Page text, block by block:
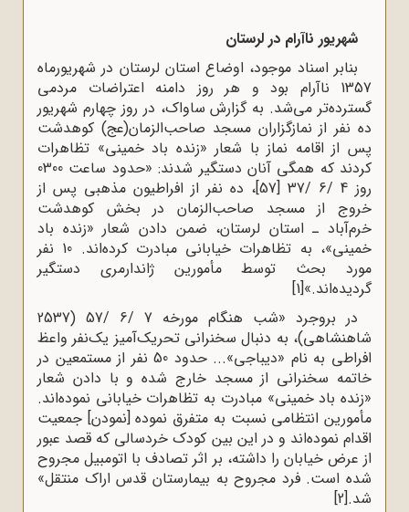
شهریور ناآرام در لرستان
بنابر اسناد موجود، اوضاع استان لرستان در شهریورماه
1357 ناآرام بود و هر روز دامنه‌ اعتراضات مردمی
گسترده‌تر می‌شد. به گزارش ساواک، در روز چهارم شهریور
ده نفر از نمازگزاران مسجد صاحب‌الزمان(عج) کوهدشت
پس از اقامه نماز با شعار «زنده ‌باد خمینی» تظاهرات
کردند که همگی آنان دستگیر شدند: «حدود ساعت 0300
روز 4 /6 /37 [57]، ده نفر از افراطیون مذهبی پس از
خروج از مسجد صاحب‌الزمان در بخش کوهدشت
خرم‌آباد ـ استان لرستان، ضمن دادن شعار «زنده باد
خمینی»، به تظاهرات خیابانی مبادرت کرده‌اند. 10 نفر
مورد بحث توسط مأمورین ژاندارمری دستگیر
گردیده‌اند.»[1]
در بروجرد «شب هنگام مورخه 7 /6 /57 (2537
شاهنشاهی)، به دنبال سخنرانی تحریک‌آمیز یک‌نفر واعظ
افراطی به نام «دیباجی»... حدود 50 نفر از مستمعین در
خاتمه سخنرانی از مسجد خارج شده و با دادن شعار
«زنده باد خمینی» مبادرت به تظاهرات خیابانی نموده‌اند.
مأمورین انتظامی نسبت به متفرق نموده [نمودن] جمعیت
اقدام نموده‌اند و در این بین کودک خردسالی که قصد عبور
از عرض خیابان را داشته، بر اثر تصادف با اتومبیل مجروح
شده است. فرد مجروح به بیمارستان قدس اراک منتقل»
شد.[2]